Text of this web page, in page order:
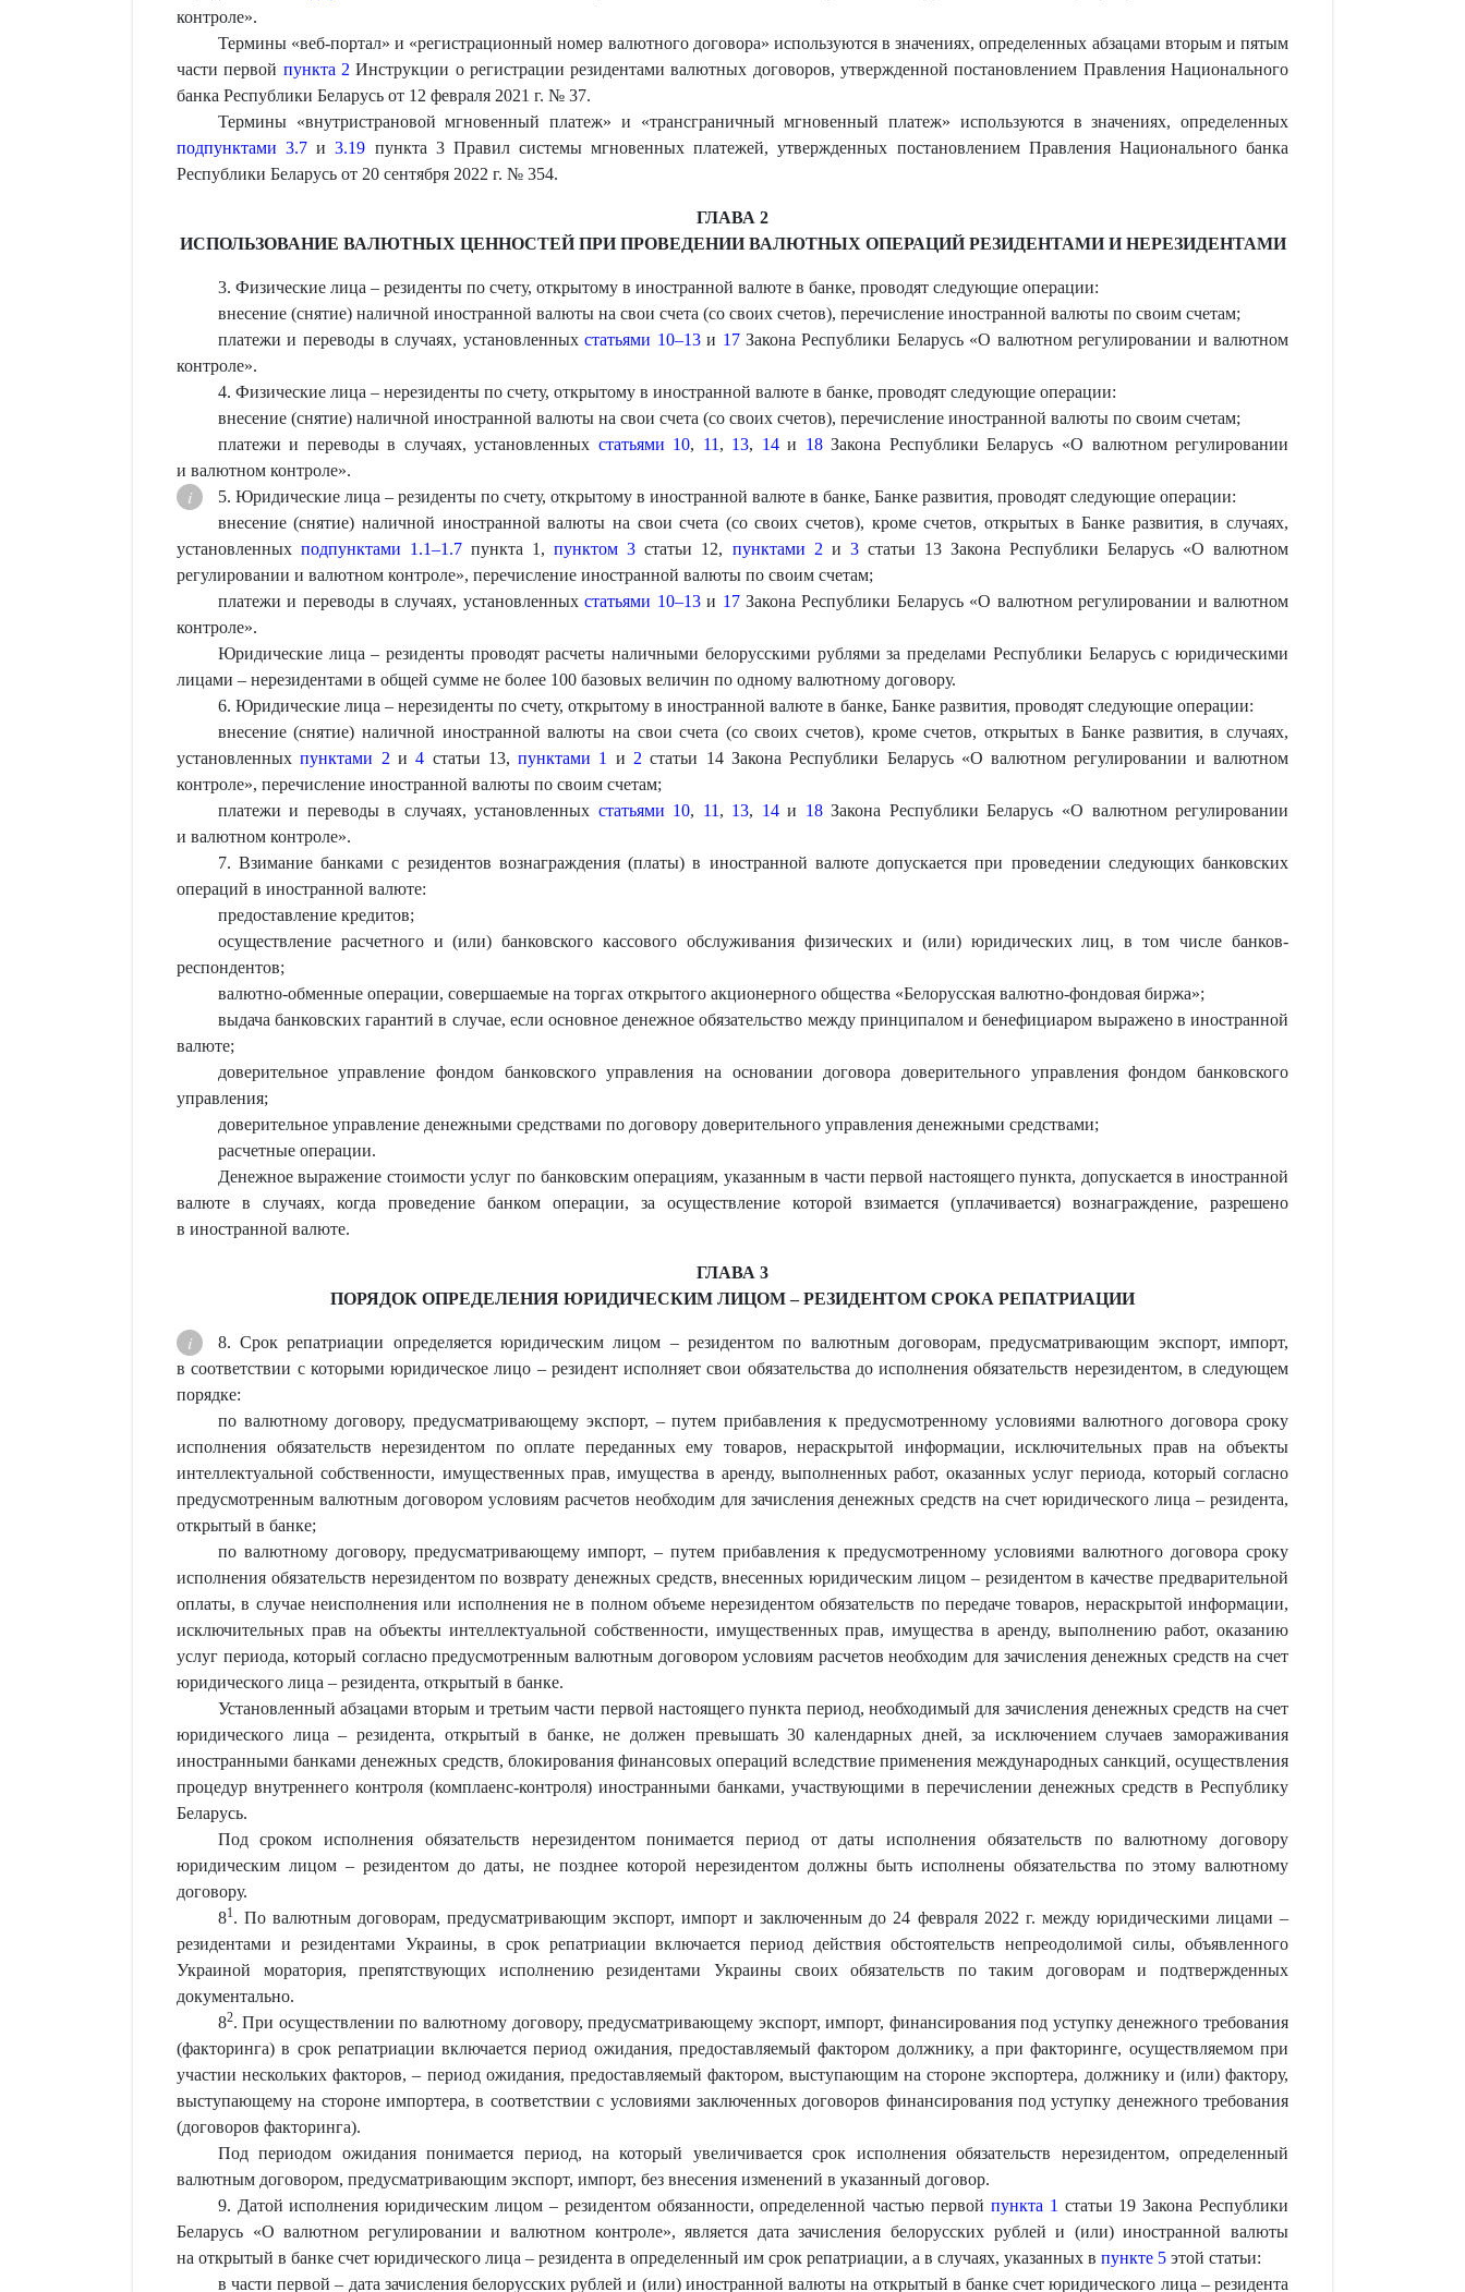
контроле».
Термины «веб-портал» и «регистрационный номер валютного договора» используются в значениях, определенных абзацами вторым и пятым
части первой пункта 2 Инструкции о регистрации резидентами валютных договоров, утвержденной постановлением Правления Национального
банка Республики Беларусь от 12 февраля 2021 г. № 37.
Термины «внутристрановой мгновенный платеж» и «трансграничный мгновенный платеж» используются в значениях, определенных
подпунктами 3.7 и3.19 пункта 3 Правил системы мгновенных платежей, утвержденных постановлением Правления Национального банка
Республики Беларусь от 20 сентября 2022 г. № 354.
ГЛАВА 2
ИСПОЛЬЗОВАНИЕ ВАЛЮТНЫХ ЦЕННОСТЕЙ ПРИ ПРОВЕДЕНИИ ВАЛЮТНЫХ ОПЕРАЦИЙ РЕЗИДЕНТАМИ И НЕРЕЗИДЕНТАМИ
3. Физические лица – резиденты по счету, открытому в иностранной валюте в банке, проводят следующие операции:
внесение (снятие) наличной иностранной валюты на свои счета (со своих счетов), перечисление иностранной валюты по своим счетам;
платежи и переводы в случаях, установленныхстатьями 10–13и 17Закона Республики Беларусь «О валютном регулировании и валютном
контроле».
4. Физические лица – нерезиденты по счету, открытому в иностранной валюте в банке, проводят следующие операции:
внесение (снятие) наличной иностранной валюты на свои счета (со своих счетов), перечисление иностранной валюты по своим счетам;
платежи и переводы в случаях, установленных статьями 10, 11 , 13, 14и 18Закона Республики Беларусь «О валютном регулировании
и валютном контроле».
5. Юридические лица – резиденты по счету, открытому в иностранной валюте в банке, Банке развития, проводят следующие операции:
внесение (снятие) наличной иностранной валюты на свои счета (со своих счетов), кроме счетов, открытых в Банке развития, в случаях,
установленныхподпунктами 1.1–1.7 пункта 1,пунктом 3 статьи 12, пунктами 2 и 3статьи 13 Закона Республики Беларусь «О валютном
регулировании и валютном контроле», перечисление иностранной валюты по своим счетам;
платежи и переводы в случаях, установленныхстатьями 10–13и 17Закона Республики Беларусь «О валютном регулировании и валютном
контроле».
Юридические лица – резиденты проводят расчеты наличными белорусскими рублями за пределами Республики Беларусь с юридическими
лицами – нерезидентами в общей сумме не более 100 базовых величин по одному валютному договору.
6. Юридические лица – нерезиденты по счету, открытому в иностранной валюте в банке, Банке развития, проводят следующие операции:
внесение (снятие) наличной иностранной валюты на свои счета (со своих счетов), кроме счетов, открытых в Банке развития, в случаях,
установленныхпунктами 2 и4 статьи 13,пунктами 1 и 2 статьи 14 Закона Республики Беларусь «О валютном регулировании и валютном
контроле», перечисление иностранной валюты по своим счетам;
платежи и переводы в случаях, установленных статьями 10, 11 , 13, 14и 18Закона Республики Беларусь «О валютном регулировании
и валютном контроле».
7. Взимание банками с резидентов вознаграждения (платы) в иностранной валюте допускается при проведении следующих банковских
операций в иностранной валюте:
предоставление кредитов;
осуществление расчетного и (или) банковского кассового обслуживания физических и (или) юридических лиц, в том числе банков-
респондентов;
валютно-обменные операции, совершаемые на торгах открытого акционерного общества «Белорусская валютно-фондовая биржа»;
выдача банковских гарантий в случае, если основное денежное обязательство между принципалом и бенефициаром выражено в иностранной
валюте;
доверительное управление фондом банковского управления на основании договора доверительного управления фондом банковского
управления;
доверительное управление денежными средствами по договору доверительного управления денежными средствами;
расчетные операции.
Денежное выражение стоимости услуг по банковским операциям, указанным в части первой настоящего пункта, допускается в иностранной
валюте в случаях, когда проведение банком операции, за осуществление которой взимается (уплачивается) вознаграждение, разрешено
в иностранной валюте.
ГЛАВА 3
ПОРЯДОК ОПРЕДЕЛЕНИЯ ЮРИДИЧЕСКИМ ЛИЦОМ – РЕЗИДЕНТОМ СРОКА РЕПАТРИАЦИИ
8. Срок репатриации определяется юридическим лицом – резидентом по валютным договорам, предусматривающим экспорт, импорт,
в соответствии с которыми юридическое лицо – резидент исполняет свои обязательства до исполнения обязательств нерезидентом, в следующем
порядке:
по валютному договору, предусматривающему экспорт, – путем прибавления к предусмотренному условиями валютного договора сроку
исполнения обязательств нерезидентом по оплате переданных ему товаров, нераскрытой информации, исключительных прав на объекты
интеллектуальной собственности, имущественных прав, имущества в аренду, выполненных работ, оказанных услуг периода, который согласно
предусмотренным валютным договором условиям расчетов необходим для зачисления денежных средств на счет юридического лица – резидента,
открытый в банке;
по валютному договору, предусматривающему импорт, – путем прибавления к предусмотренному условиями валютного договора сроку
исполнения обязательств нерезидентом по возврату денежных средств, внесенных юридическим лицом – резидентом в качестве предварительной
оплаты, в случае неисполнения или исполнения не в полном объеме нерезидентом обязательств по передаче товаров, нераскрытой информации,
исключительных прав на объекты интеллектуальной собственности, имущественных прав, имущества в аренду, выполнению работ, оказанию
услуг периода, который согласно предусмотренным валютным договором условиям расчетов необходим для зачисления денежных средств на счет
юридического лица – резидента, открытый в банке.
Установленный абзацами вторым и третьим части первой настоящего пункта период, необходимый для зачисления денежных средств на счет
юридического лица – резидента, открытый в банке, не должен превышать 30 календарных дней, за исключением случаев замораживания
иностранными банками денежных средств, блокирования финансовых операций вследствие применения международных санкций, осуществления
процедур внутреннего контроля (комплаенс-контроля) иностранными банками, участвующими в перечислении денежных средств в Республику
Беларусь.
Под сроком исполнения обязательств нерезидентом понимается период от даты исполнения обязательств по валютному договору
юридическим лицом – резидентом до даты, не позднее которой нерезидентом должны быть исполнены обязательства по этому валютному
договору.
81 . По валютным договорам, предусматривающим экспорт, импорт и заключенным до 24 февраля 2022 г. между юридическими лицами –
резидентами и резидентами Украины, в срок репатриации включается период действия обстоятельств непреодолимой силы, объявленного
Украиной моратория, препятствующих исполнению резидентами Украины своих обязательств по таким договорам и подтвержденных
документально.
82. При осуществлении по валютному договору, предусматривающему экспорт, импорт, финансирования под уступку денежного требования
(факторинга) в срок репатриации включается период ожидания, предоставляемый фактором должнику, а при факторинге, осуществляемом при
участии нескольких факторов, – период ожидания, предоставляемый фактором, выступающим на стороне экспортера, должнику и (или) фактору,
выступающему на стороне импортера, в соответствии с условиями заключенных договоров финансирования под уступку денежного требования
(договоров факторинга).
Под периодом ожидания понимается период, на который увеличивается срок исполнения обязательств нерезидентом, определенный
валютным договором, предусматривающим экспорт, импорт, без внесения изменений в указанный договор.
9. Датой исполнения юридическим лицом – резидентом обязанности, определенной частью первой пункта 1 статьи 19 Закона Республики
Беларусь «О валютном регулировании и валютном контроле», является дата зачисления белорусских рублей и (или) иностранной валюты
на открытый в банке счет юридического лица – резидента в определенный им срок репатриации, а в случаях, указанных в пункте 5 этой статьи:
в части первой – дата зачисления белорусских рублей и (или) иностранной валюты на открытый в банке счет юридического лица – резидента